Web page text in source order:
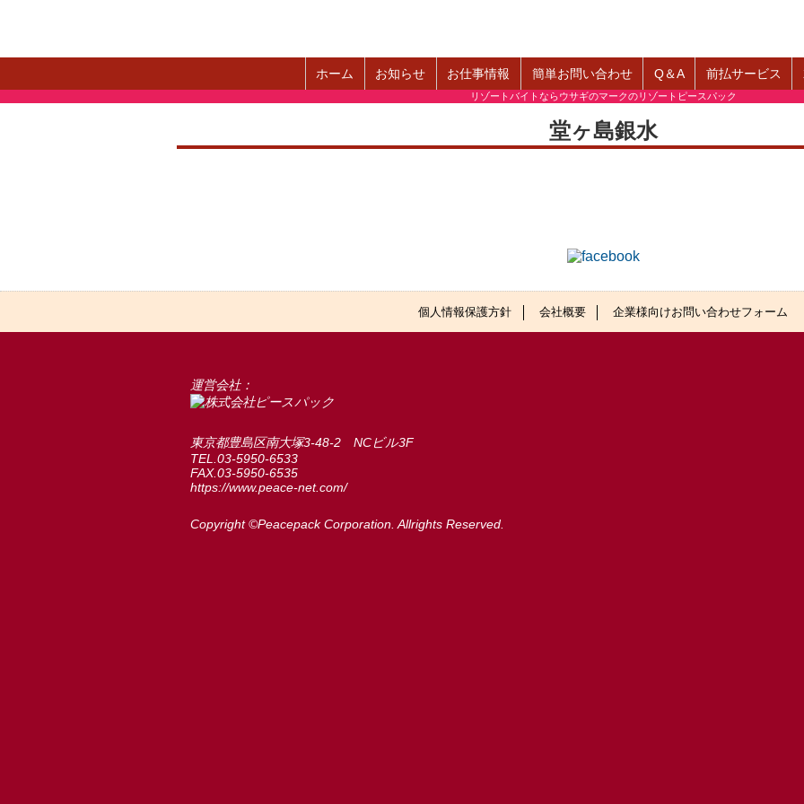
ホーム お知らせ お仕事情報 簡単お問い合わせ Q＆A 前払サービス
リゾートバイトならウサギのマークのリゾートピースパック
堂ヶ島銀水
個人情報保護方針 会社概要 企業様向けお問い合わせフォーム
運営会社：
東京都豊島区南大塚3-48-2 NCビル3F
TEL.03-5950-6533
FAX.03-5950-6535
https://www.peace-net.com/
Copyright ©Peacepack Corporation. Allrights Reserved.